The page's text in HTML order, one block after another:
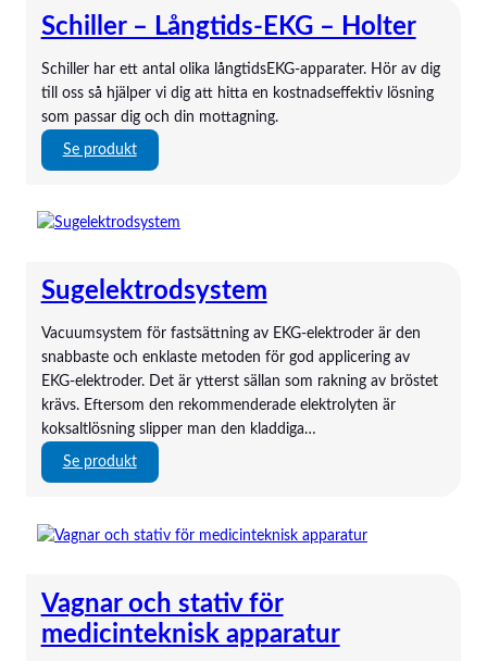
t
f
i
e
r
a
e
n
l
d
a
t
o
r
e
l
r
–
E
K
G
a
a
a
t
e
r
Schiller – Långtids-EKG – Holter
Schiller har ett antal olika långtidsEKG-apparater. Hör av dig
till oss så hjälper vi dig att hitta en kostnadseffektiv lösning
som passar dig och din mottagning.
Se produkt:
S
h
l
r
–
L
å
n
g
t
d
E
K
G
Sugelektrodsystem
Vacuumsystem för fastsättning av EKG-elektroder är den
snabbaste och enklaste metoden för god applicering av
EKG-elektroder. Det är ytterst sällan som rakning av bröstet
krävs. Eftersom den rekommenderade elektrolyten är
koksaltlösning slipper man den kladdiga…
Se produkt:
S
g
e
k
t
Vagnar och stativ för
medicinteknisk apparatur